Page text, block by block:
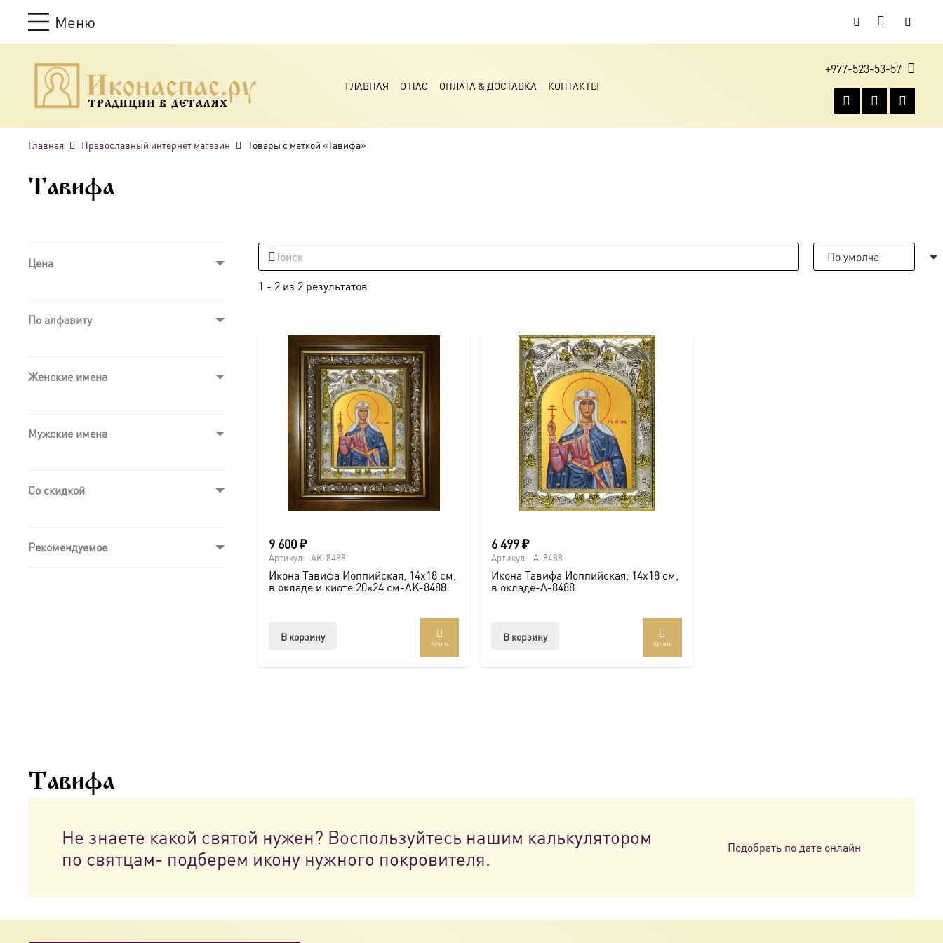
Меню
ТРАДИЦИИ В ДЕТАЛЯХ
ГЛАВНАЯ О НАС ОПЛАТА & ДОСТАВКА КОНТАКТЫ
+977-523-53-57
Главная Православный интернет магазин Товары с меткой «Тавифа»
Тавифа
Цена
По алфавиту
Женские имена
Мужские имена
Со скидкой
Рекомендуемое
1 - 2 из 2 результатов
9 600₽
Артикул: AK-8488
Икона Тавифа Иоппийская, 14х18 см,
в окладе и киоте 20×24 см-AK-8488
В корзину
Купить
6 499₽
Артикул: A-8488
Икона Тавифа Иоппийская, 14х18 см,
в окладе-A-8488
В корзину
Купить
Тавифа
Не знаете какой святой нужен? Воспользуйтесь нашим калькулятором
по святцам- подберем икону нужного покровителя.
Подобрать по дате онлайн